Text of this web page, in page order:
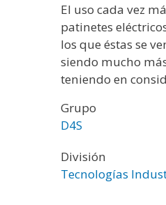
El uso cada vez
patinetes
los que éstas se
siendo mucho
teniendo en
Grupo
D4S
División
Tecnologías